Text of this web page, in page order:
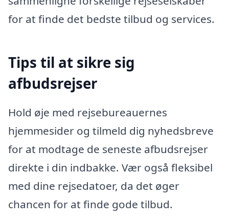
for at finde det bedste tilbud og services.
Tips til at sikre sig
afbudsrejser
Hold øje med rejsebureauernes
hjemmesider og tilmeld dig nyhedsbreve
for at modtage de seneste afbudsrejser
direkte i din indbakke. Vær også fleksibel
med dine rejsedatoer, da det øger
chancen for at finde gode tilbud.